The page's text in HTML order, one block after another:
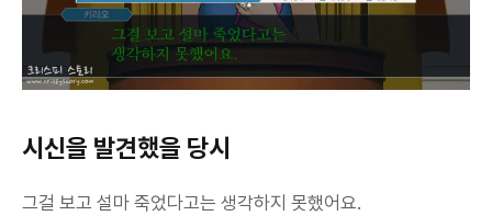
시신을 발견했을 당시
그걸 보고 설마 죽었다고는 생각하지 못했어요.